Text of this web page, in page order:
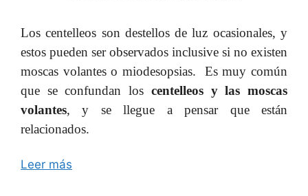
Los centelleos son destellos de luz ocasionales, y
estos pueden ser observados inclusive si no existen
moscas volantes o miodesopsias. Es muy común
que se confundan los centelleos y las moscas
volantes, y se llegue a pensar que están
relacionados.
Leer más